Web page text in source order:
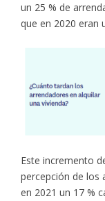
un 25 % de
que en 2020 eran
Este incremento
percepción de los
en 2021 un 17 %